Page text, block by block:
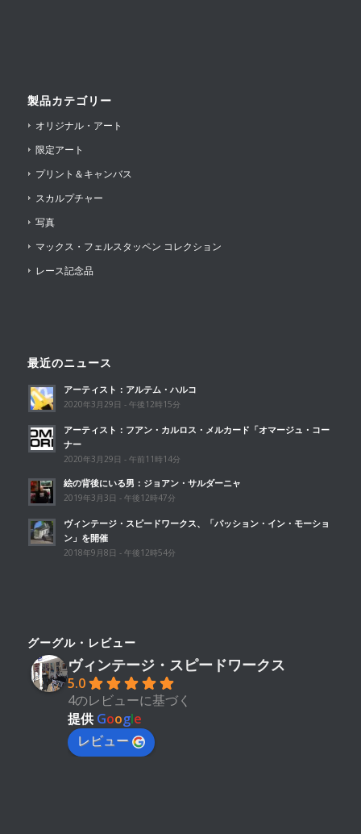
製品カテゴリー
オリジナル・アート
限定アート
プリント＆キャンバス
スカルプチャー
写真
マックス・フェルスタッペン コレクション
レース記念品
最近のニュース
アーティスト：アルテム・ハルコ
2020年3月29日 - 午後12時15分
アーティスト：フアン・カルロス・メルカード「オマージュ・コー
ナー
2020年3月29日 - 午前11時14分
絵の背後にいる男：ジョアン・サルダーニャ
2019年3月3日 - 午後12時47分
ヴィンテージ・スピードワークス、「パッション・イン・モーショ
ン」を開催
2018年9月8日 - 午後12時54分
グーグル・レビュー
ヴィンテージ・スピードワークス
5.0
4のレビューに基づく
提供 Google
レビュー